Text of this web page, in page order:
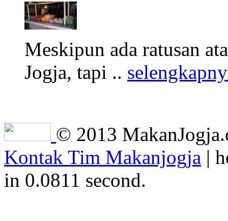
Meskipun ada ratusan
Jogja, tapi ..
© 2013
Kontak Tim Makanjogja |
in 0.0811 second.